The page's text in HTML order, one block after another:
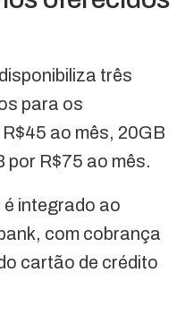
três
para os
ao mês, 20GB
por R$75 ao mês.
integrado ao
com cobrança
cartão de crédito